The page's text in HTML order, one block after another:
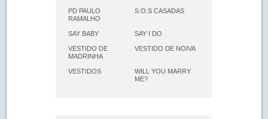
PD PAULO
RAMALHO
S.O.S CASADAS
SAY BABY SAY I DO
VESTIDO DE
MADRINHA
VESTIDO DE NOIVA
VESTIDOS
WILL YOU MARRY
ME?